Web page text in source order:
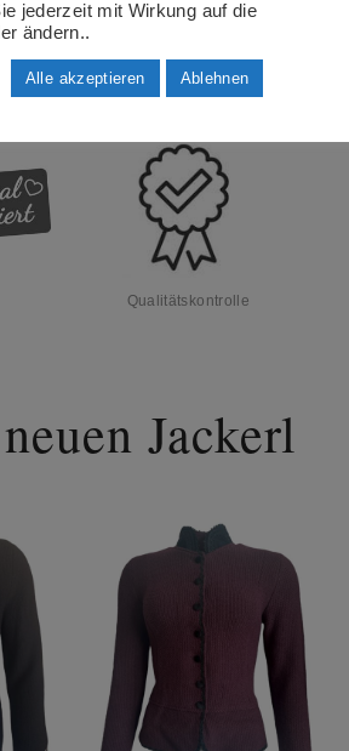
Qualitätskontrolle
Jackerl
jederzeit mit Wirkung auf die
ändern..
Alle akzeptieren Ablehnen